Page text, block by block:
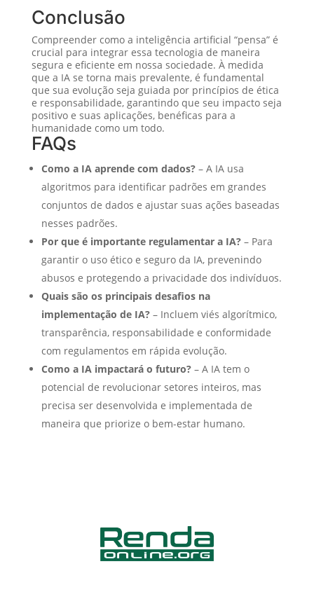
Conclusão
Compreender como a inteligência artificial “pensa” é
crucial para integrar essa tecnologia de maneira
segura e eficiente em nossa sociedade. À medida
que a IA se torna mais prevalente, é fundamental
que sua evolução seja guiada por princípios de ética
e responsabilidade, garantindo que seu impacto seja
positivo e suas aplicações, benéficas para a
humanidade como um todo.
FAQs
Como a IA aprende com dados?– A IA usa
algoritmos para identificar padrões em grandes
conjuntos de dados e ajustar suas ações baseadas
nesses padrões.
Por que é importante regulamentar a IA?– Para
garantir o uso ético e seguro da IA, prevenindo
abusos e protegendo a privacidade dos indivíduos.
Quais são os principais desafios na
implementação de IA?– Incluem viés algorítmico,
transparência, responsabilidade e conformidade
com regulamentos em rápida evolução.
Como a IA impactará o futuro?– A IA tem o
potencial de revolucionar setores inteiros, mas
precisa ser desenvolvida e implementada de
maneira que priorize o bem-estar humano.